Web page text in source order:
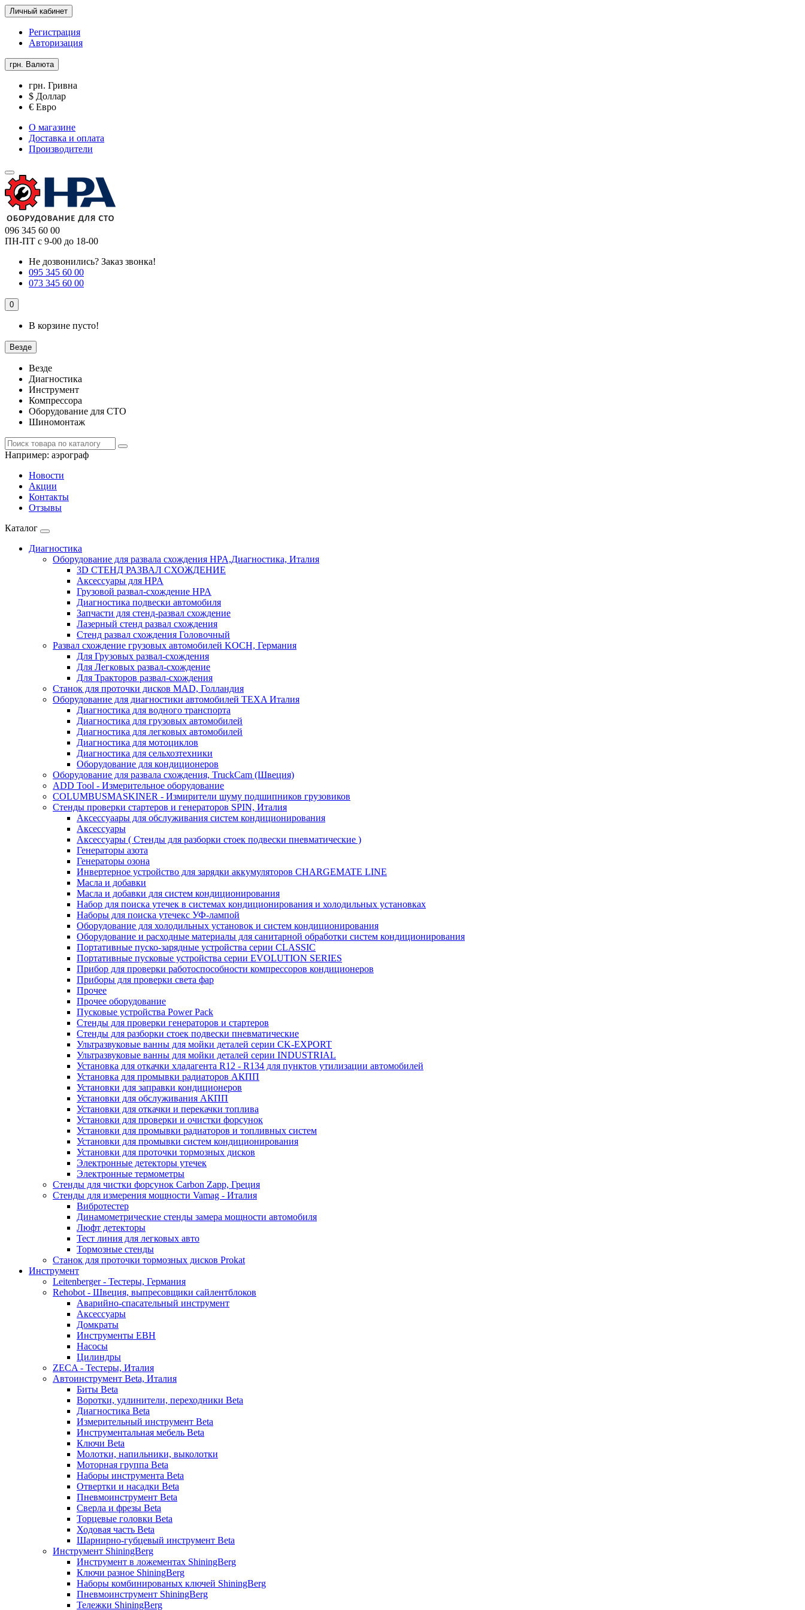
Личный кабинет
Регистрация
Авторизация
грн. Валюта
грн. Гривна
$ Доллар
€ Евро
О магазине
Доставка и оплата
Производители
096 345 60 00
ПН-ПТ с 9-00 до 18-00
Не дозвонились? Заказ звонка!
095 345 60 00
073 345 60 00
0
В корзине пусто!
Везде
Везде
Диагностика
Инструмент
Компрессора
Оборудование для СТО
Шиномонтаж
Например: аэрограф
Новости
Акции
Контакты
Отзывы
Каталог
Диагностика
Оборудование для развала схождения HPA,Диагностика, Италия
3D СТЕНД РАЗВАЛ СХОЖДЕНИЕ
Аксессуары для HPA
Грузовой развал-схождение HPA
Диагностика подвески автомобиля
Запчасти для стенд-развал схождение
Лазерный стенд развал схождения
Стенд развал схождения Головочный
Развал схождение грузовых автомобилей KOCH, Германия
Для Грузовых развал-схождения
Для Легковых развал-схождение
Для Тракторов развал-схождения
Станок для проточки дисков MAD, Голландия
Оборудование для диагностики автомобилей TEXA Италия
Диагностика для водного транспорта
Диагностика для грузовых автомобилей
Диагностика для легковых автомобилей
Диагностика для мотоциклов
Диагностика для сельхозтехники
Оборудование для кондиционеров
Оборудование для развала схождения, TruckCam (Швеция)
ADD Tool - Измерительное оборудование
COLUMBUSMASKINER - Измирители шуму подшипников грузовиков
Стенды проверки стартеров и генераторов SPIN, Италия
Аксессуаары для обслуживания систем кондиционирования
Аксессуары
Аксессуары ( Стенды для разборки стоек подвески пневматические )
Генераторы азота
Генераторы озона
Инвертерное устройство для зарядки аккумуляторов CHARGEMATE LINE
Масла и добавки
Масла и добавки для систем кондиционирования
Набор для поиска утечек в системах кондиционирования и холодильных установках
Наборы для поиска утечекс УФ-лампой
Оборудование для холодильных установок и систем кондиционирования
Оборудование и расходные материалы для санитарной обработки систем кондиционирования
Портативные пуско-зарядные устройства серии CLASSIC
Портативные пусковые устройства серии EVOLUTION SERIES
Прибор для проверки работоспособности компрессоров кондиционеров
Приборы для проверки света фар
Прочее
Прочее оборудование
Пусковые устройства Power Pack
Стенды для проверки генераторов и стартеров
Стенды для разборки стоек подвески пневматические
Ультразвуковые ванны для мойки деталей серии CK-EXPORT
Ультразвуковые ванны для мойки деталей серии INDUSTRIAL
Установка для откачки хладагента R12 - R134 для пунктов утилизации автомобилей
Установка для промывки радиаторов АКПП
Установки для заправки кондиционеров
Установки для обслуживания АКПП
Установки для откачки и перекачки топлива
Установки для проверки и очистки форсунок
Установки для промывки радиаторов и топливных систем
Установки для промывки систем кондиционирования
Установки для проточки тормозных дисков
Электронные детекторы утечек
Электронные термометры
Стенды для чистки форсунок Carbon Zapp, Греция
Стенды для измерения мощности Vamag - Италия
Вибротестер
Динамометрические стенды замера мощности автомобиля
Люфт детекторы
Тест линия для легковых авто
Тормозные стенды
Станок для проточки тормозных дисков Prokat
Инструмент
Leitenberger - Тестеры, Германия
Rehobot - Швеция, выпресовщики сайлентблоков
Аварийно-спасательный инструмент
Аксессуары
Домкраты
Инструменты EBH
Насосы
Цилиндры
ZECA - Тестеры, Италия
Автоинструмент Beta, Италия
Биты Beta
Воротки, удлинители, переходники Beta
Диагностика Beta
Измерительный инструмент Beta
Инструментальная мебель Beta
Ключи Beta
Молотки, напильники, выколотки
Моторная группа Beta
Наборы инструмента Beta
Отвертки и насадки Beta
Пневмоинструмент Beta
Сверла и фрезы Beta
Торцевые головки Beta
Ходовая часть Beta
Шарнирно-губцевый инструмент Beta
Инструмент ShiningBerg
Инструмент в ложементах ShiningBerg
Ключи разное ShiningBerg
Наборы комбинированых ключей ShiningBerg
Пневмоинструмент ShiningBerg
Тележки ShiningBerg